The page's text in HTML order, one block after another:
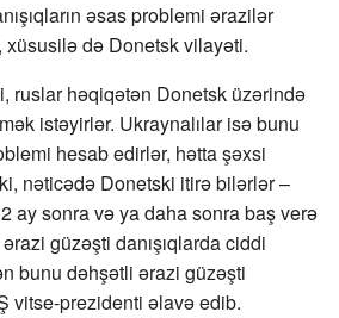
əsas problemi ərazilər
xüsusilə də Donetsk vilayəti.
ruslar həqiqətən Donetsk üzərində
istəyirlər. Ukraynalılar isə bunu
hesab edirlər, hətta şəxsi
nəticədə Donetski itirə bilərlər –
ay sonra və ya daha sonra baş verə
güzəşti danışıqlarda ciddi
bunu dəhşətli ərazi güzəşti
vitse-prezidenti əlavə edib.